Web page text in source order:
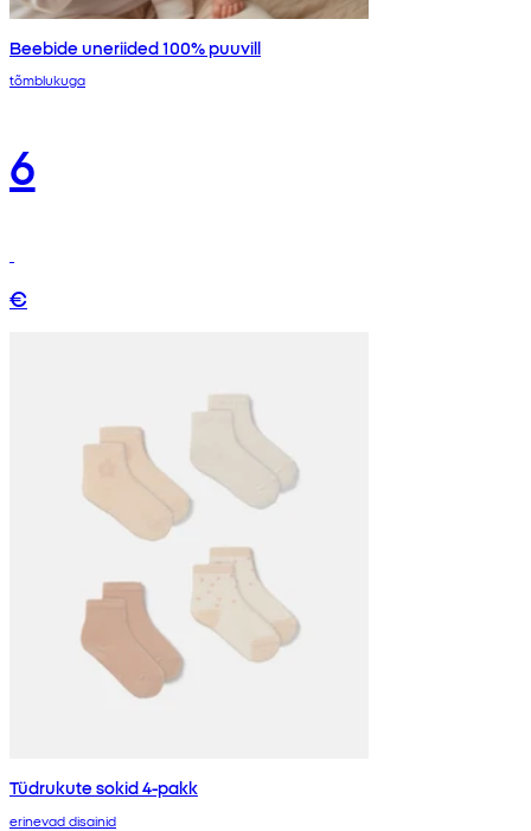
Beebide uneriided 100% puuvill
tõmblukuga
6
€
Tüdrukute sokid 4-pakk
erinevad disainid